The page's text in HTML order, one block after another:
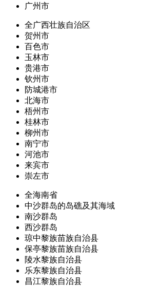
广州市
全广西壮族自治区
贺州市
百色市
玉林市
贵港市
钦州市
防城港市
北海市
梧州市
桂林市
柳州市
南宁市
河池市
来宾市
崇左市
全海南省
中沙群岛的岛礁及其海域
南沙群岛
西沙群岛
琼中黎族苗族自治县
保亭黎族苗族自治县
陵水黎族自治县
乐东黎族自治县
昌江黎族自治县